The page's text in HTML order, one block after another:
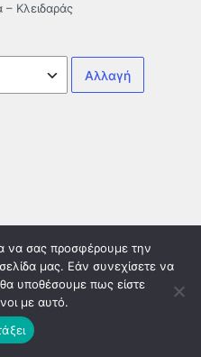
– Κλειδαράς
να σας προσφέρουμε την
μας. Εάν συνεχίσετε να
θα υποθέσουμε πως είστε
με αυτό.